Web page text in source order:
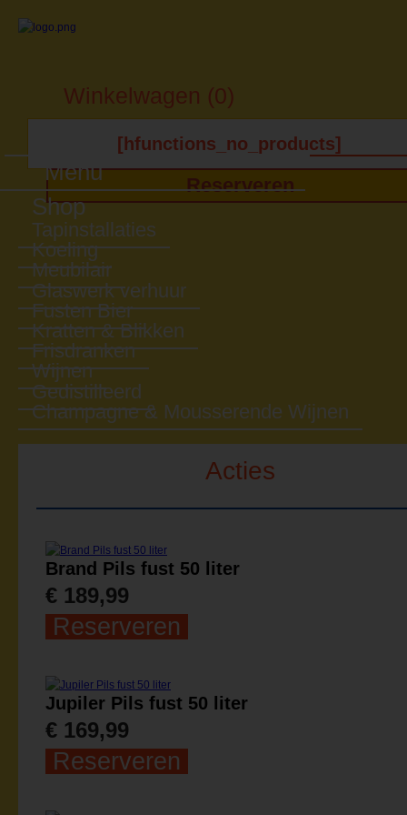
Winkelwagen (0)
[hfunctions_no_products]
Reserveren
Menu
Shop
Tapinstallaties
Koeling
Meubilair
Glaswerk verhuur
Fusten Bier
Kratten & Blikken
Frisdranken
Wijnen
Gedistilleerd
Champagne & Mousserende Wijnen
Acties
Brand Pils fust 50 liter
€ 189,99
Reserveren
Jupiler Pils fust 50 liter
€ 169,99
Reserveren